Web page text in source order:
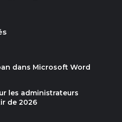
dans Microsoft Word
les administrateurs
de 2026